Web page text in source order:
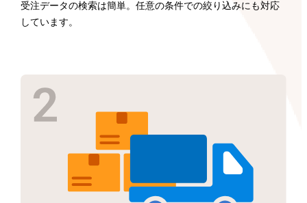
受注データの検索は簡単。任意の条件での絞り込みにも対応
しています。